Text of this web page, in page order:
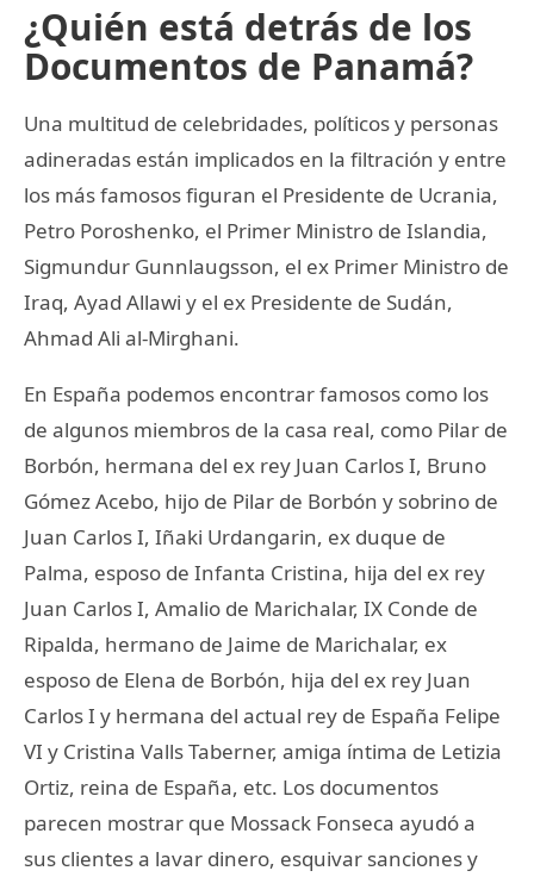
¿Quién está detrás de los
Documentos de Panamá?
Una multitud de celebridades, políticos y personas
adineradas están implicados en la filtración y entre
los más famosos figuran el Presidente de Ucrania,
Petro Poroshenko, el Primer Ministro de Islandia,
Sigmundur Gunnlaugsson, el ex Primer Ministro de
Iraq, Ayad Allawi y el ex Presidente de Sudán,
Ahmad Ali al-Mirghani.
En España podemos encontrar famosos como los
de algunos miembros de la casa real, como Pilar de
Borbón, hermana del ex rey Juan Carlos I, Bruno
Gómez Acebo, hijo de Pilar de Borbón y sobrino de
Juan Carlos I, Iñaki Urdangarin, ex duque de
Palma, esposo de Infanta Cristina, hija del ex rey
Juan Carlos I, Amalio de Marichalar, IX Conde de
Ripalda, hermano de Jaime de Marichalar, ex
esposo de Elena de Borbón, hija del ex rey Juan
Carlos I y hermana del actual rey de España Felipe
VI y Cristina Valls Taberner, amiga íntima de Letizia
Ortiz, reina de España, etc. Los documentos
parecen mostrar que Mossack Fonseca ayudó a
sus clientes a lavar dinero, esquivar sanciones y